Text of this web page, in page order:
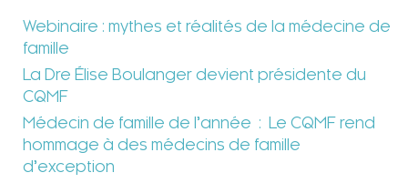
Webinaire : mythes et réalités de la médecine de
famille
La Dre Élise Boulanger devient présidente du
CQMF
Médecin de famille de l’année : Le CQMF rend
hommage à des médecins de famille
d’exception